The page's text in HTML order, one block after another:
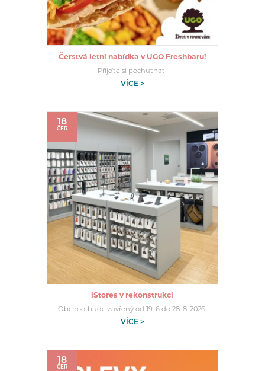
Čerstvá letní nabídka v UGO Freshbaru!
Přijďte si pochutnat!
VÍCE >
18
ČER
iStores v rekonstrukci
Obchod bude zavřený od 19. 6 do 28. 8. 2026.
VÍCE >
18
ČER